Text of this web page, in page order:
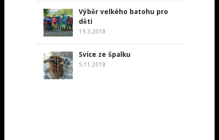
Výběr velkého batohu pro
děti
19.3.2018
Svíce ze špalku
5.11.2018